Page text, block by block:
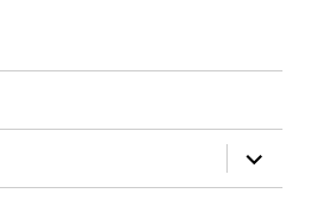
ouvrir
le
sous-